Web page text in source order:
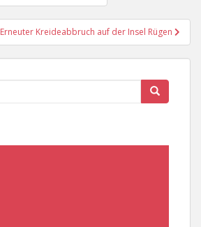
Erneuter Kreideabbruch auf der Insel Rügen